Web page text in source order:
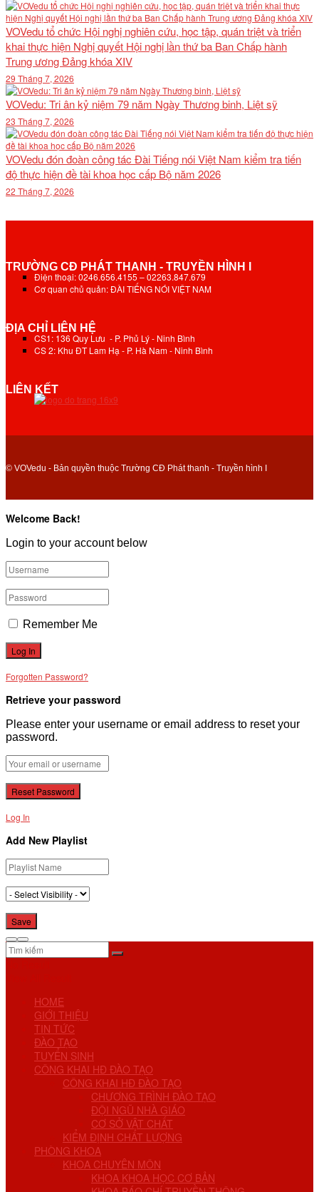
VOVedu tổ chức Hội nghị nghiên cứu, học tập, quán triệt và triển
khai thực hiện Nghị quyết Hội nghị lần thứ ba Ban Chấp hành
Trung ương Đảng khóa XIV
29 Tháng 7, 2026
VOVedu: Tri ân kỷ niệm 79 năm Ngày Thương binh, Liệt sỹ
23 Tháng 7, 2026
VOVedu đón đoàn công tác Đài Tiếng nói Việt Nam kiểm tra tiến
độ thực hiện đề tài khoa học cấp Bộ năm 2026
22 Tháng 7, 2026
TRƯỜNG CĐ PHÁT THANH - TRUYỀN HÌNH I
Điện thoại: 0246.656.4155 – 02263.847.679
Cơ quan chủ quản: ĐÀI TIẾNG NÓI VIỆT NAM
ĐỊA CHỈ LIÊN HỆ
CS1: 136 Quy Lưu - P. Phủ Lý - Ninh Bình
CS 2: Khu ĐT Lam Hạ - P. Hà Nam - Ninh Bình
LIÊN KẾT
© VOVedu - Bản quyền thuộc Trường CĐ Phát thanh - Truyền hình I
Welcome Back!
Login to your account below
Remember Me
Forgotten Password?
Retrieve your password
Please enter your username or email address to reset your
password.
Log In
Add New Playlist
HOME
GIỚI THIỆU
TIN TỨC
ĐÀO TẠO
TUYỂN SINH
CÔNG KHAI HĐ ĐÀO TẠO
CÔNG KHAI HĐ ĐÀO TẠO
CHƯƠNG TRÌNH ĐÀO TẠO
ĐỘI NGŨ NHÀ GIÁO
CƠ SỞ VẬT CHẤT
KIỂM ĐỊNH CHẤT LƯỢNG
PHÒNG KHOA
KHOA CHUYÊN MÔN
KHOA KHOA HỌC CƠ BẢN